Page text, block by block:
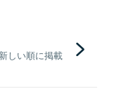
しい順に掲載